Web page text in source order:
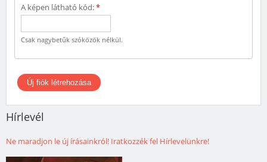
A képen látható kód:*
Csak nagybetűk szóközök nélkül.
Hírlevél
Ne maradjon le új írásainkról! Iratkozzék fel Hírlevelünkre!